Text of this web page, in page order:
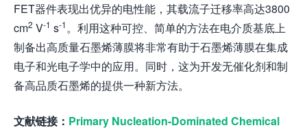
FET器件表现出优异的电性能，其载流子迁移率高达3800
cm2 V-1 s-1。利用这种可控、简单的方法在电介质基底上
制备出高质量石墨烯薄膜将非常有助于石墨烯薄膜在集成
电子和光电子学中的应用。同时，这为开发无催化剂和制
备高品质石墨烯的提供一种新方法。
文献链接： Primary Nucleation-Dominated Chemical